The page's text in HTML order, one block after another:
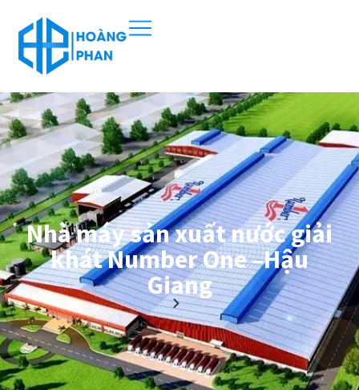
Nhà máy sản xuất nước giải
khát Number One –Hậu
Giang